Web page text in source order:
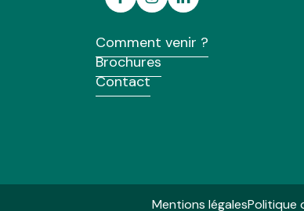
Comment venir ?
Brochures
Contact
Mentions légalesPolitique